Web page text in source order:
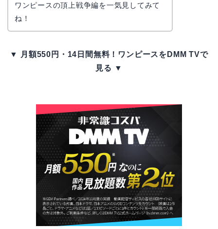
ワンピースの頂上戦争編を一気見してみて
ね！
▼ 月額550円・14日間無料！ワンピースをDMM TVで
見る ▼